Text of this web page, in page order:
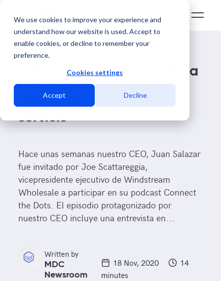
We use cookies to improve your experience and
understand how our website is used. Accept to
enable cookies, or decline to remember your
preference.
Cookies settings
Accept Decline
Cómo la neutralidad brinda
libertad de elección y
mejora la calidad del
servicio
Hace unas semanas nuestro CEO, Juan Salazar
fue invitado por Joe Scattareggia,
vicepresidente ejecutivo de Windstream
Wholesale a participar en su podcast Connect
the Dots. El episodio protagonizado por
nuestro CEO incluye una entrevista en...
Written by
MDC
Newsroom
18 Nov, 2020
14
minutes